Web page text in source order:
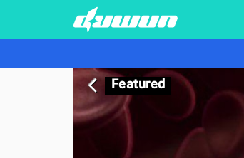
Featured
arrow_back_ios